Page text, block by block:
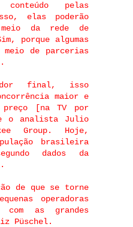
pelas
elas poderão
da rede de
porque algumas
meio de parcerias
final, isso
maior e
preço [na TV por
o analista Julio
Group. Hoje,
brasileira
dados da
de que se torne
operadoras
com as grandes
Püschel.